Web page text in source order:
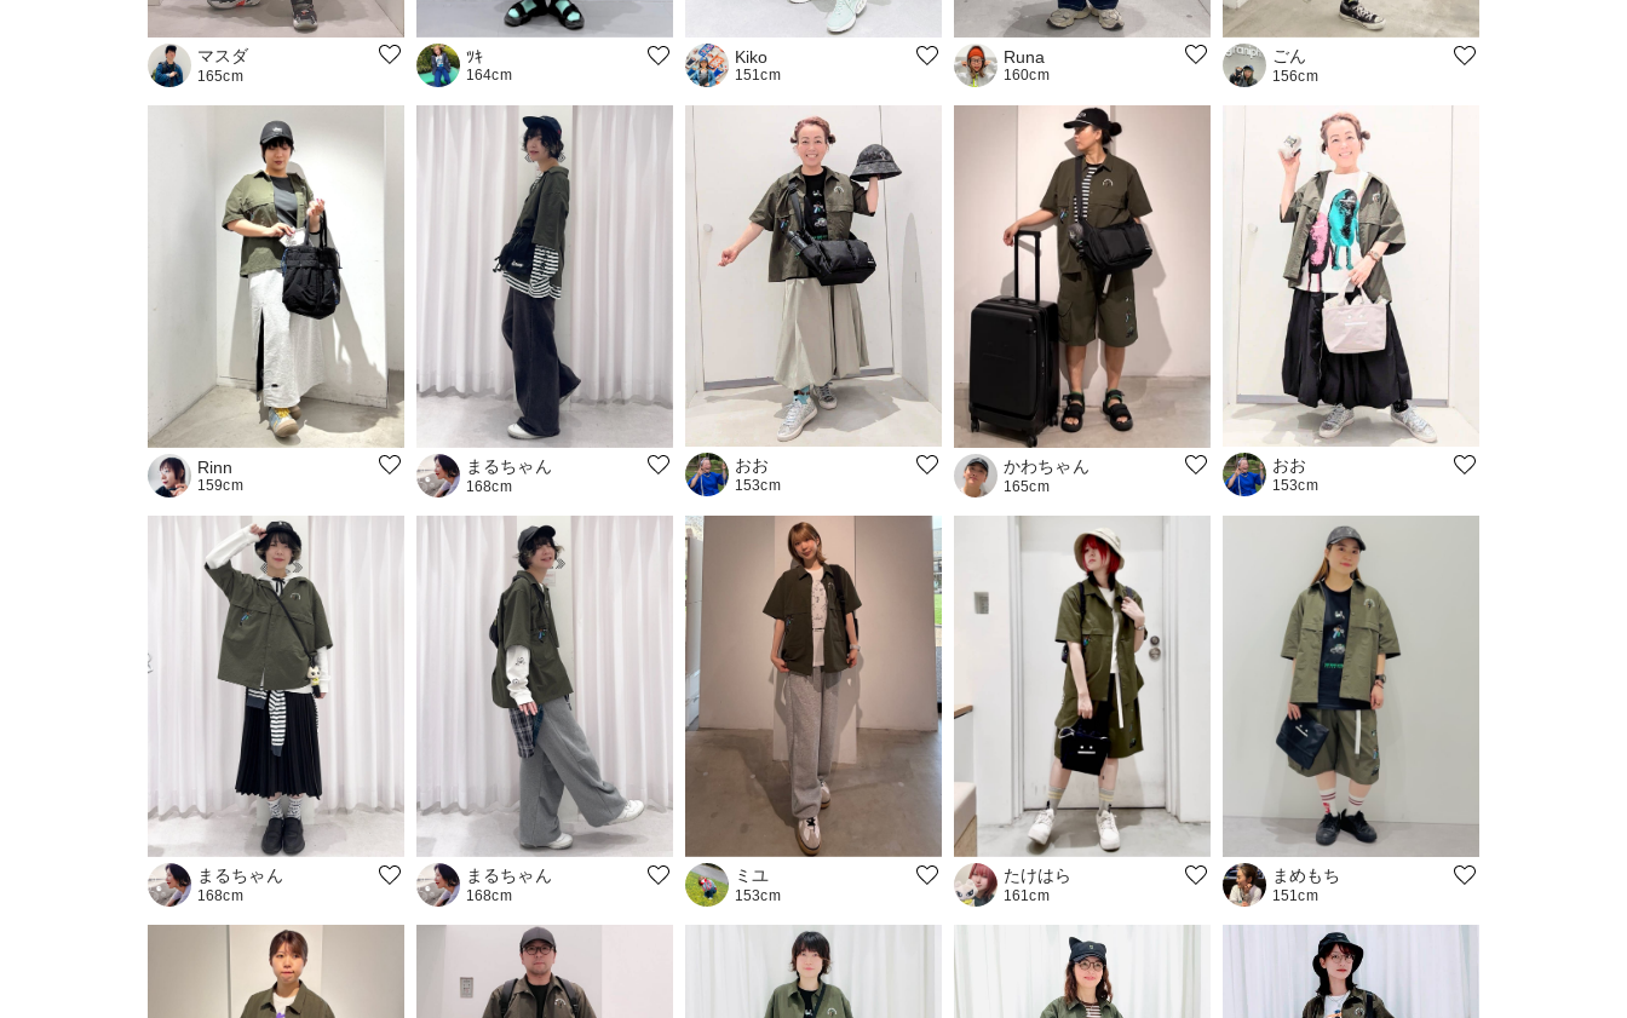
マスダ
165cm
ﾂｷ
164cm
Kiko
151cm
Runa
160cm
ごん
156cm
Rinn
159cm
まるちゃん
168cm
おお
153cm
かわちゃん
165cm
おお
153cm
まるちゃん
168cm
まるちゃん
168cm
ミユ
153cm
たけはら
161cm
まめもち
151cm